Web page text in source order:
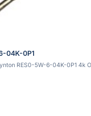
04K-0P1
RES0-5W-6-04K-0P1 4k